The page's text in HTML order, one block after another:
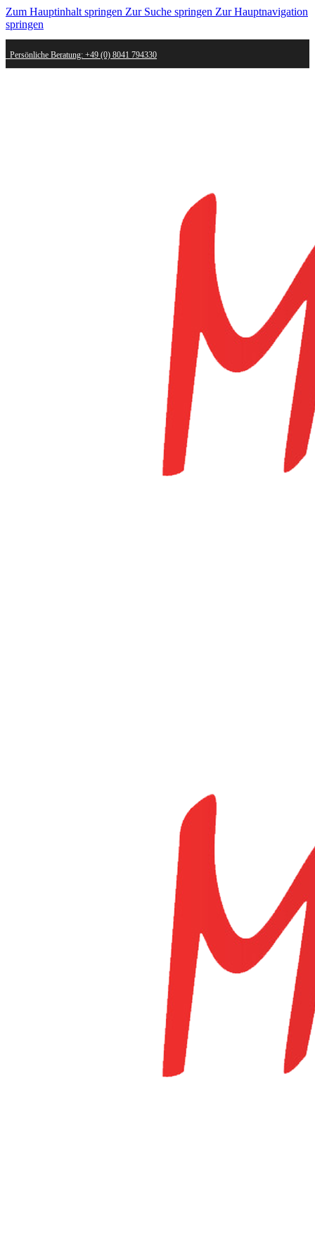
Zum Hauptinhalt springen Zur Suche springen Zur Hauptnavigation
springen
Persönliche Beratung: +49 (0) 8041 794330